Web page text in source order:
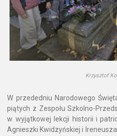
Krzysztof
W przededniu Narodowego
piątych z Zespołu Szkolno-
w wyjątkowej lekcji historii i
Agnieszki Kwidzyńskiej i